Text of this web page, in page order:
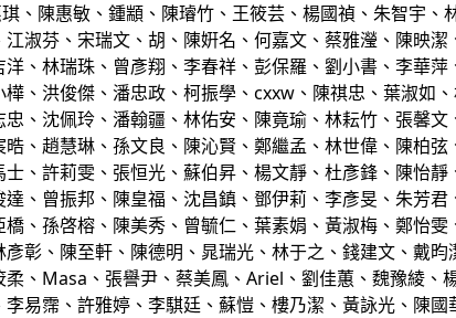
陳惠敏、鍾顓、陳璿竹、王筱芸、楊國禎、朱智宇、
淑芬、宋瑞文、胡、陳姸名、何嘉文、蔡雅瀅、陳映
、林瑞珠、曾彥翔、李春祥、彭保羅、劉小書、李華
、洪俊傑、潘忠政、柯振學、cxxw、陳祺忠、葉淑如
、沈佩玲、潘翰疆、林佑安、陳竟瑜、林耘竹、張馨
、趙慧琳、孫文良、陳沁賢、鄭繼孟、林世偉、陳柏
、許莉雯、張恒光、蘇伯昇、楊文靜、杜彥鋒、陳怡
、曾振邦、陳皇福、沈昌鎮、鄧伊莉、李彥旻、朱芳
、孫啓榕、陳美秀、曾毓仁、葉素娟、黃淑梅、鄭怡
彰、陳至軒、陳德明、晁瑞光、林于之、錢建文、戴
、Masa、張譽尹、蔡美鳳、Ariel、劉佳蕙、魏豫綾、
易霈、許雅婷、李騏廷、蘇愷、樓乃潔、黃詠光、陳